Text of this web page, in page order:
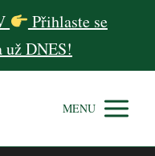
Přihlaste se
už DNES!
MENU